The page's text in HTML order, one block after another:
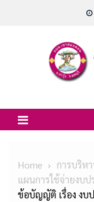
Home
การบริห
แผนการใช้จ่ายงบ
ข้อบัญญัติ เรื่อง งบ